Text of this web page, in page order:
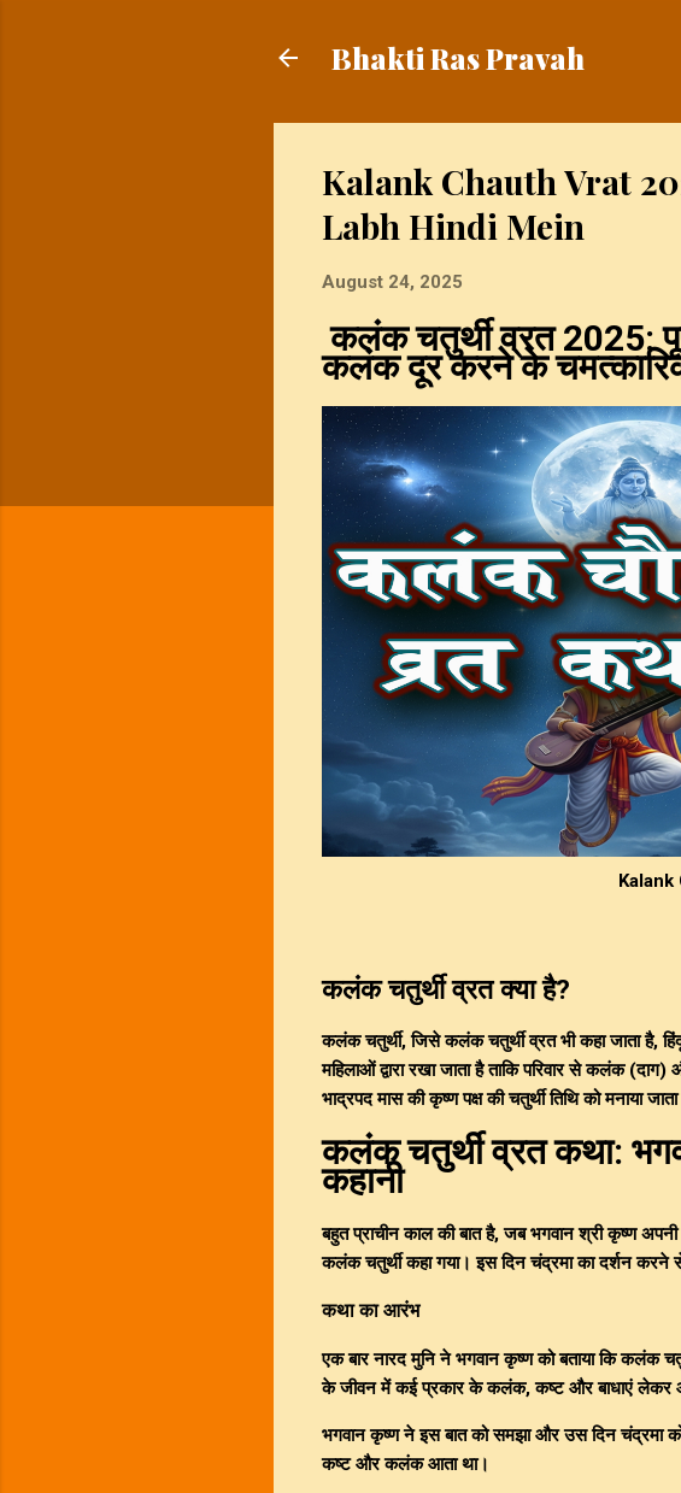
Bhakti Ras Pravah
Kalank Chauth Vrat
Labh Hindi Mein
August 24, 2025
कलंक चतुर्थी व्रत 2025:
कलंक दूर करने के
Kalank
कलंक चतुर्थी व्रत क्या है?
कलंक चतुर्थी, जिसे कलंक चतुर्थी व्रत भी कहा जाता है,
महिलाओं द्वारा रखा जाता है ताकि परिवार से कलंक
भाद्रपद मास की कृष्ण पक्ष की चतुर्थी तिथि को मनाया
कलंक चतुर्थी व्रत कथा:
कहानी
बहुत प्राचीन काल की बात है, जब भगवान श्री कृष्ण
कलंक चतुर्थी कहा गया। इस दिन चंद्रमा का दर्शन करने
कथा का आरंभ
एक बार नारद मुनि ने भगवान कृष्ण को बताया कि कलंक
के जीवन में कई प्रकार के कलंक, कष्ट और बाधाएं लेकर
भगवान कृष्ण ने इस बात को समझा और उस दिन चंद्रमा
कष्ट और कलंक आता था।